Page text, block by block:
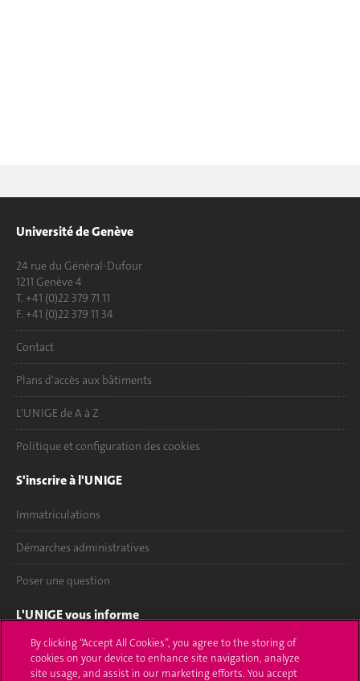
Université de Genève
24 rue du Général-Dufour
1211 Genève 4
T. +41 (0)22 379 71 11
F. +41 (0)22 379 11 34
Contact
Plans d'accès aux bâtiments
L'UNIGE de A à Z
Politique et configuration des cookies
S'inscrire à l'UNIGE
Immatriculations
Démarches administratives
Poser une question
L'UNIGE vous informe
UNIGE Mobile
By clicking “Accept All Cookies”, you agree to the storing of
cookies on your device to enhance site navigation, analyze
site usage, and assist in our marketing efforts. You accept